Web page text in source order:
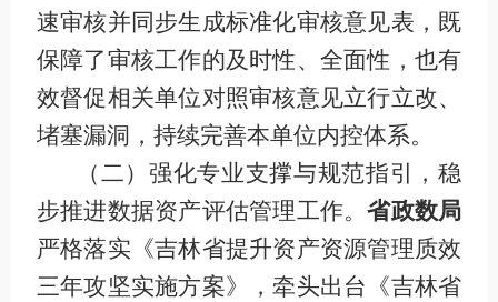
速审核并同步生成标准化审核意见表，既
保障了审核工作的及时性、全面性，也有
效督促相关单位对照审核意见立行立改、
堵塞漏洞，持续完善本单位内控体系。
（二）强化专业支撑与规范指引，稳
步推进数据资产评估管理工作。省政数局
严格落实《吉林省提升资产资源管理质效
三年攻坚实施方案》，牵头出台《吉林省